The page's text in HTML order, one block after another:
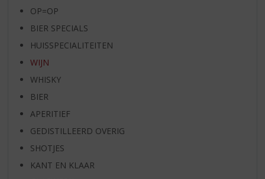
OP=OP
BIER SPECIALS
HUISSPECIALITEITEN
WIJN
WHISKY
BIER
APERITIEF
GEDISTILLEERD OVERIG
SHOTJES
KANT EN KLAAR